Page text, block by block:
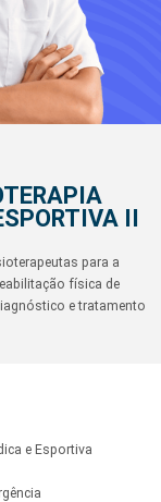
II
para a
física de
e tratamento
e Esportiva